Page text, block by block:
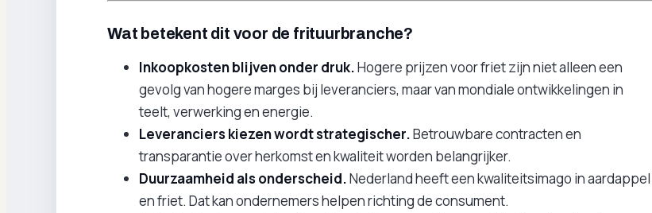
Wat betekent dit voor de frituurbranche?
Inkoopkosten blijven onder druk.Hogere prijzen voor friet zijn niet alleen een
gevolg van hogere marges bij leveranciers, maar van mondiale ontwikkelingen in
teelt, verwerking en energie.
Leveranciers kiezen wordt strategischer.Betrouwbare contracten en
transparantie over herkomst en kwaliteit worden belangrijker.
Duurzaamheid als onderscheid.Nederland heeft een kwaliteitsimago in aardappel
en friet. Dat kan ondernemers helpen richting de consument.